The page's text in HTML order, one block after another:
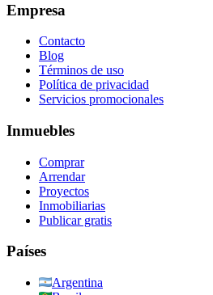
Empresa
Contacto
Blog
Términos de uso
Política de privacidad
Servicios promocionales
Inmuebles
Comprar
Arrendar
Proyectos
Inmobiliarias
Publicar gratis
Países
Argentina